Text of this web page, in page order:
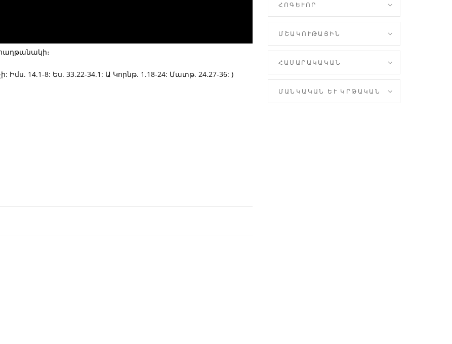
հաղթանակի։
14.1-8: Ես. 33.22-34.1: Ա Կորնթ. 1.18-24: Մատթ. 24.27-36: )
ՀՈԳԵՒՈՐ
ՄՇԱԿՈՒԹԱՅԻՆ
ՀԱՍԱՐԱԿԱԿԱՆ
ՄԱՆԿԱԿԱՆ ԵՒ ԿՐԹԱԿԱՆ